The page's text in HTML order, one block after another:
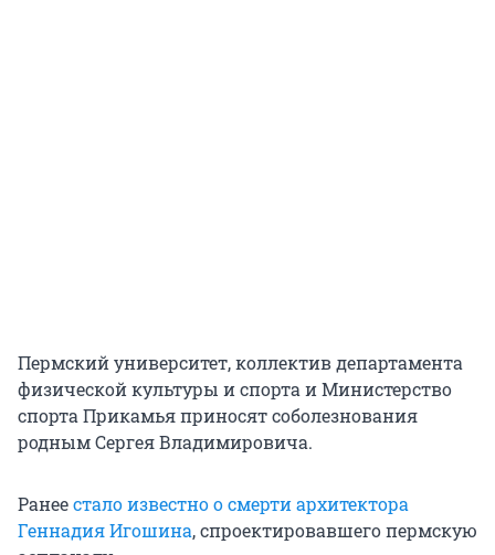
Пермский университет, коллектив департамента
физической культуры и спорта и Министерство
спорта Прикамья приносят соболезнования
родным Сергея Владимировича.
Ранеестало известно о смерти архитектора
Геннадия Игошина, спроектировавшего пермскую